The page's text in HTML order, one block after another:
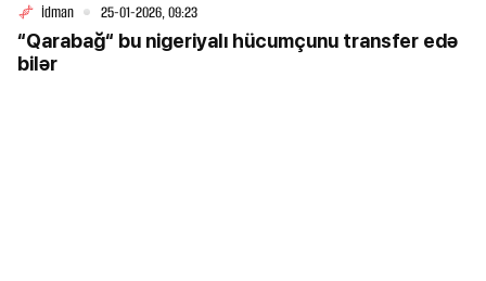
İdman 25-01-2026, 09:23
“Qarabağ“ bu nigeriyalı hücumçunu transfer edə
bilər